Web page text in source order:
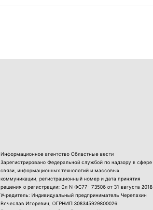
Информационное агентство Областные вести
Зарегистрировано Федеральной службой по надзору в сфере
связи, информационных технологий и массовых
коммуникации, регистрационный номер и дата принятия
решения о регистрации: Эл N ФС77- 73506 от 31 августа 2018
Учредитель: Индивидуальный предприниматель Черепахин
Вячеслав Игоревич, ОГРНИП 308345929800026